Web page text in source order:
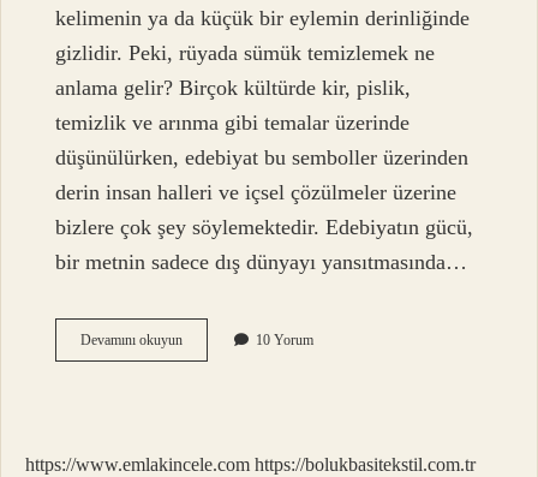
kelimenin ya da küçük bir eylemin derinliğinde
gizlidir. Peki, rüyada sümük temizlemek ne
anlama gelir? Birçok kültürde kir, pislik,
temizlik ve arınma gibi temalar üzerinde
düşünülürken, edebiyat bu semboller üzerinden
derin insan halleri ve içsel çözülmeler üzerine
bizlere çok şey söylemektedir. Edebiyatın gücü,
bir metnin sadece dış dünyayı yansıtmasında…
Devamını okuyunRüyada
sümük
10 Yorum
https://www.emlakincele.com https://bolukbasitekstil.com.tr